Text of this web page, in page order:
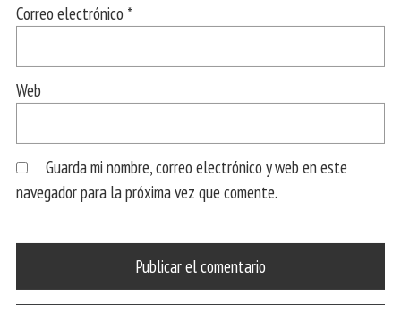
Correo electrónico *
Web
Guarda mi nombre, correo electrónico y web en este
navegador para la próxima vez que comente.